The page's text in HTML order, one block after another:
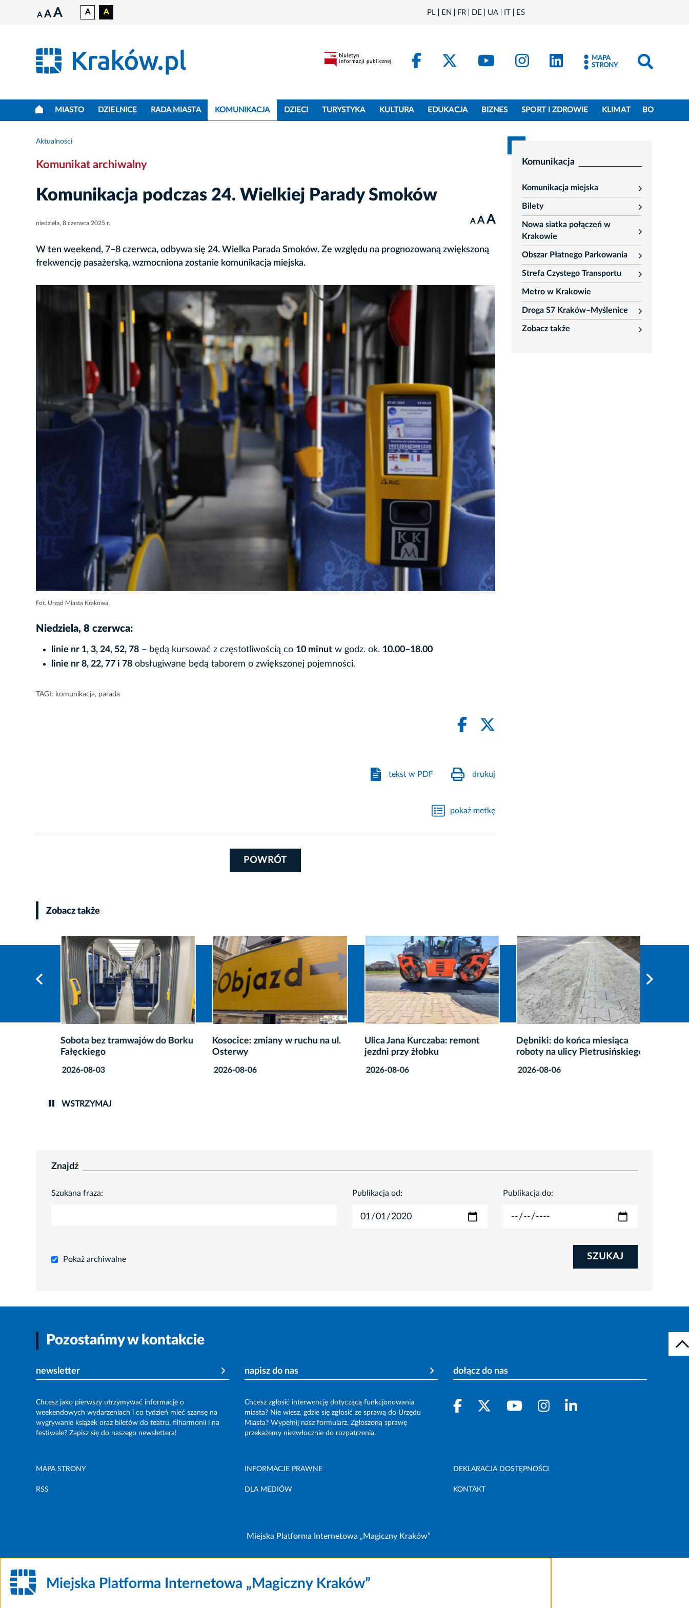
A A A A A PL EN FR DE UA IT ES
FacebookKraków - X
Kraków - YouTube
Kraków - Instagram
Kraków - LinkedIn
MAPA
STRONY
MIASTO DZIELNICE RADA MIASTA KOMUNIKACJA DZIECI TURYSTYKA KULTURA EDUKACJA BIZNES SPORT I ZDROWIE KLIMAT BO
Aktualności
Komunikat archiwalny
Komunikacja podczas 24. Wielkiej Parady Smoków
niedziela, 8 czerwca 2025 r. A A A
W ten weekend, 7–8 czerwca, odbywa się 24. Wielka Parada Smoków. Ze względu na prognozowaną zwiększoną
frekwencję pasażerską, wzmocniona zostanie komunikacja miejska.
Fot. Urząd Miasta Krakowa
Niedziela, 8 czerwca:
linie nr 1, 3, 24, 52, 78 – będą kursować z częstotliwością co 10 minut w godz. ok. 10.00–18.00
linie nr 8, 22, 77 i 78 obsługiwane będą taborem o zwiększonej pojemności.
TAGI: komunikacja, parada
tekst w PDF drukuj
pokaż metkę
POWRÓT
Komunikacja
Komunikacja miejska
rozwiń
Bilety
rozwiń
Nowa siatka połączeń w
Krakowie
rozwiń
Obszar Płatnego Parkowania
rozwiń
Strefa Czystego Transportu
rozwiń
Metro w Krakowie
Droga S7 Kraków–Myślenice
rozwiń
Zobacz także
rozwiń
Zobacz także
Sobota bez tramwajów do Borku
Fałęckiego
2026-08-03
Kosocice: zmiany w ruchu na ul.
Osterwy
2026-08-06
Ulica Jana Kurczaba: remont
jezdni przy żłobku
2026-08-06
Dębniki: do końca miesiąca
roboty na ulicy Pietrusińskiego
2026-08-06
WSTRZYMAJ
Znajdź
Szukana fraza: Publikacja od: Publikacja do:
Pokaż archiwalne SZUKAJ
Pozostańmy w kontakcie
newsletter
Chcesz jako pierwszy otrzymywać informacje o
weekendowych wydarzeniach i co tydzień mieć szansę na
wygrywanie książek oraz biletów do teatru, filharmonii i na
festiwale? Zapisz się do naszego newslettera!
napisz do nas
Chcesz zgłosić interwencję dotyczącą funkcjonowania
miasta? Nie wiesz, gdzie się zgłosić ze sprawą do Urzędu
Miasta? Wypełnij nasz formularz. Zgłoszoną sprawę
przekażemy niezwłocznie do rozpatrzenia.
dołącz do nas
MAPA STRONY INFORMACJE PRAWNE DEKLARACJA DOSTĘPNOŚCI
RSS DLA MEDIÓW KONTAKT
Miejska Platforma Internetowa „Magiczny Kraków”
Miejska Platforma Internetowa „Magiczny Kraków”